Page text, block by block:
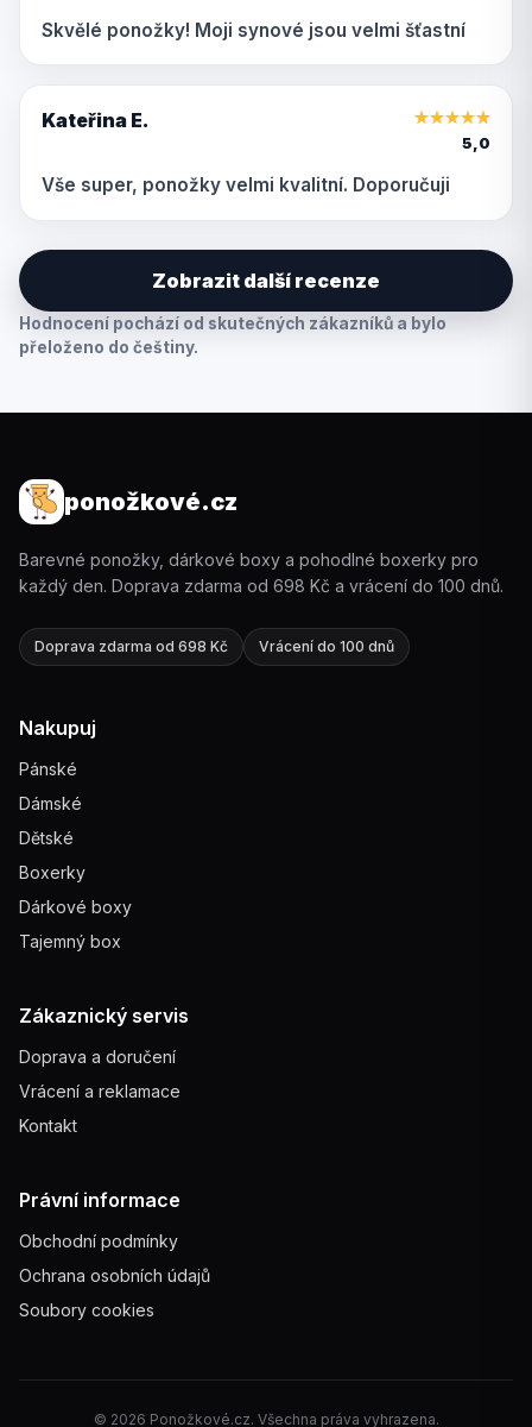
ponožkové.cz
Barevné ponožky, dárkové boxy a pohodlné boxerky pro
každý den. Doprava zdarma od 698 Kč a vrácení do 100 dnů.
Doprava zdarma od 698 Kč Vrácení do 100 dnů
Nakupuj
Pánské
Dámské
Dětské
Boxerky
Dárkové boxy
Tajemný box
Zákaznický servis
Doprava a doručení
Vrácení a reklamace
Kontakt
Právní informace
Obchodní podmínky
Ochrana osobních údajů
Soubory cookies
© 2026 Ponožkové.cz. Všechna práva vyhrazena.
Skvělé ponožky! Moji synové jsou velmi šťastní
Kateřina E. ★★★★★
5,0
Vše super, ponožky velmi kvalitní. Doporučuji
Zobrazit další recenze
Hodnocení pochází od skutečných zákazníků a bylo
přeloženo do češtiny.